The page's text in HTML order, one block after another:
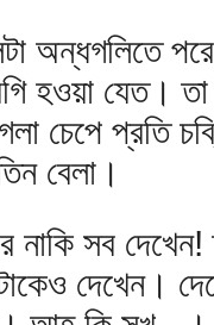
অন্ধগলিতে
হওয়া যেত।
চেপে প্রতি
বেলা।
নাকি সব দেখেন!
দেখেন।